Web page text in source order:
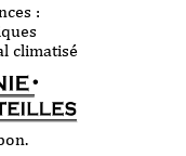
:
climatisé